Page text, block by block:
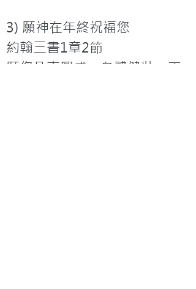
3) 願神在年終祝福您
約翰三書1章2節
願您凡事興盛，身體健壯，正